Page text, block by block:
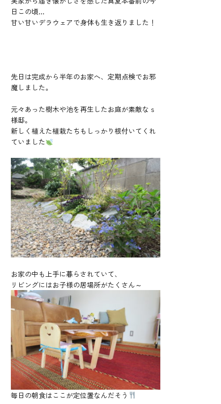
日この頃…
甘い甘いデラウェアで身体も生き返りました！
先日は完成から半年のお家へ、定期点検でお邪
魔しました。
元々あった樹木や池を再生したお庭が素敵なｓ
様邸。
新しく植えた植栽たちもしっかり根付いてくれ
ていました
お家の中も上手に暮らされていて、
リビングにはお子様の居場所がたくさん～
毎日の朝食はここが定位置なんだそう